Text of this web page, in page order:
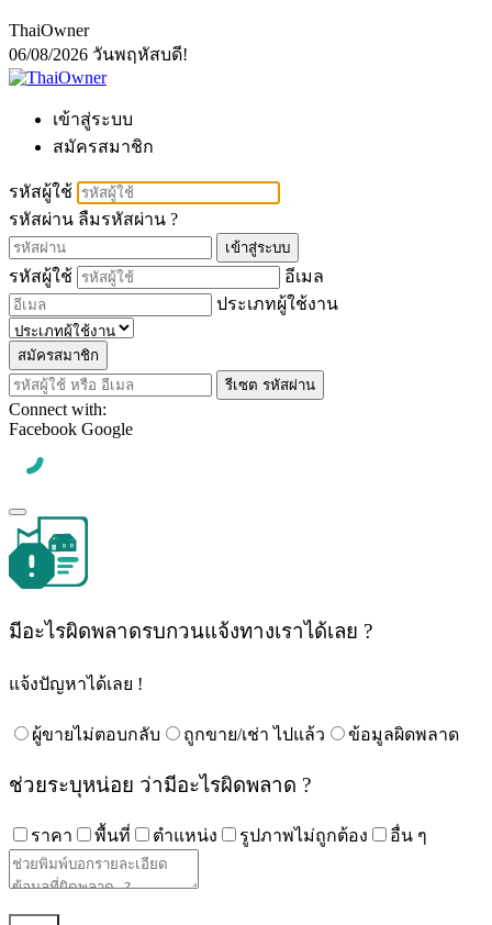
ThaiOwner
06/08/2026 วันพฤหัสบดี!
เข้าสู่ระบบ
สมัครสมาชิก
รหัสผู้ใช้
รหัสผ่าน ลืมรหัสผ่าน ?
เข้าสู่ระบบ
รหัสผู้ใช้
อีเมล
ประเภทผู้ใช้งาน
สมัครสมาชิก
รีเซต รหัสผ่าน
Connect with:
Facebook Google
มีอะไรผิดพลาดรบกวนแจ้งทางเราได้เลย ?
แจ้งปัญหาได้เลย !
ผู้ขายไม่ตอบกลับ ถูกขาย/เช่า ไปแล้ว ข้อมูลผิดพลาด
ช่วยระบุหน่อย ว่ามีอะไรผิดพลาด ?
ราคา พื้นที่ ตำแหน่ง รูปภาพไม่ถูกต้อง อื่น ๆ